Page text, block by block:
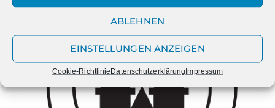
ABLEHNEN
EINSTELLUNGEN ANZEIGEN
Cookie-RichtlinieDatenschutzerklärungImpressum